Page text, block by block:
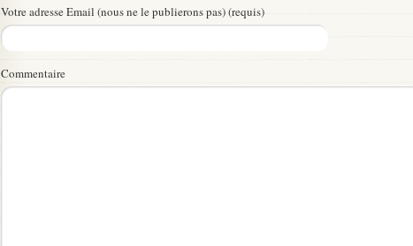
Votre adresse Email (nous ne le publierons pas) (requis)
Commentaire